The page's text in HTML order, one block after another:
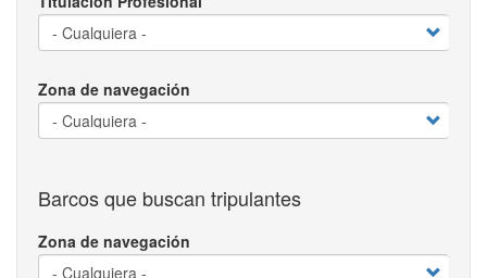
Zona de navegación
Barcos que buscan tripulantes
Zona de navegación